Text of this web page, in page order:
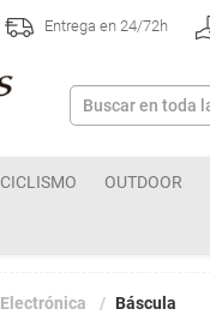
Entrega en 24/72h
CICLISMO OUTDOOR
Electrónica Báscula